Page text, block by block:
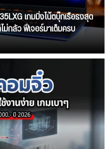
เกมมิ่งโน้ตบุ๊กเรือธงสุด
กลัว ฟีเจอร์มาเต็มครบ